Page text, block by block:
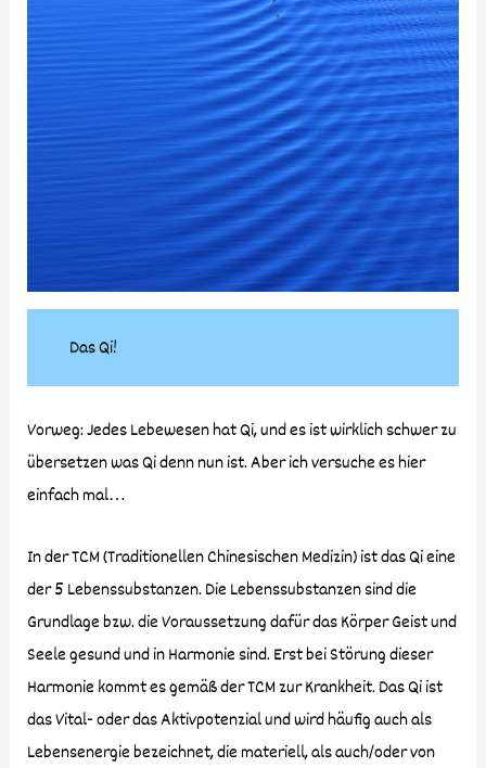
Das Qi!
Vorweg: Jedes Lebewesen hat Qi, und es ist wirklich schwer zu
übersetzen was Qi denn nun ist. Aber ich versuche es hier
einfach mal…
In der TCM (Traditionellen Chinesischen Medizin) ist das Qi eine
der 5 Lebenssubstanzen. Die Lebenssubstanzen sind die
Grundlage bzw. die Voraussetzung dafür das Körper Geist und
Seele gesund und in Harmonie sind. Erst bei Störung dieser
Harmonie kommt es gemäß der TCM zur Krankheit. Das Qi ist
das Vital- oder das Aktivpotenzial und wird häufig auch als
Lebensenergie bezeichnet, die materiell, als auch/oder von